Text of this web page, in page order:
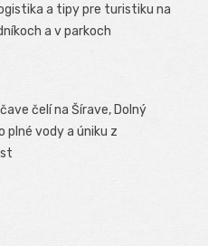
a tipy pre turistiku na
a v parkoch
čelí na Šírave, Dolný
plné vody a úniku z